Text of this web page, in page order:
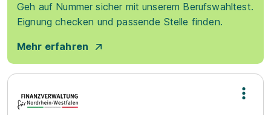
Geh auf Nummer sicher mit unserem Berufswahltest.
Eignung checken und passende Stelle finden.
Mehr erfahren